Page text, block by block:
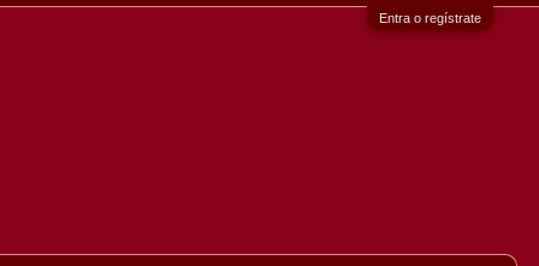
Entra o regístrate